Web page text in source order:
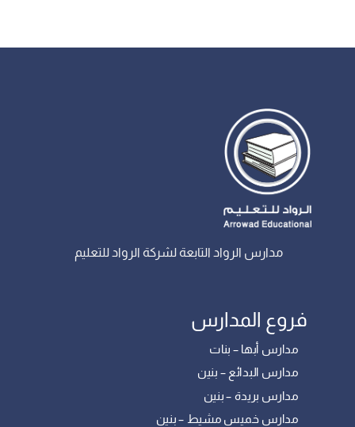
مدارس الرواد التابعة لشركة الرواد للتعليم
فروع المدارس
مدارس أبها – بنات
مدارس البدائع – بنين
مدارس بريدة – بنين
مدارس خميس مشيط – بنين